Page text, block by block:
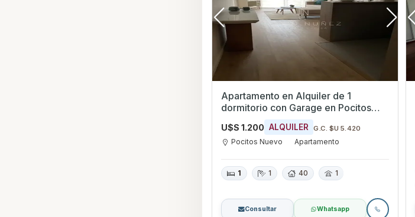
Apartamento en Alquiler de 1
dormitorio con Garage en Pocitos
Nuevo, Montevideo
U$S 1.200 ALQUILER G.C. $U 5.420
Pocitos Nuevo Apartamento
1 1 40 1
Consultar Whatsapp